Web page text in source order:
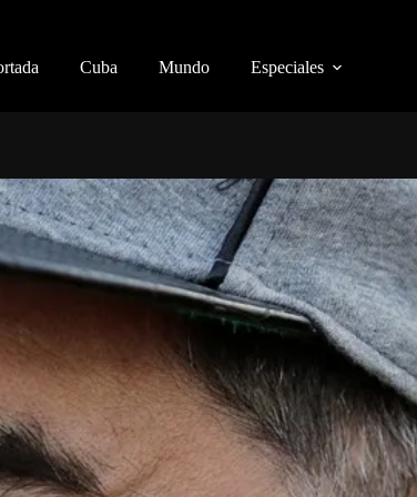
Cuba Mundo Especiales